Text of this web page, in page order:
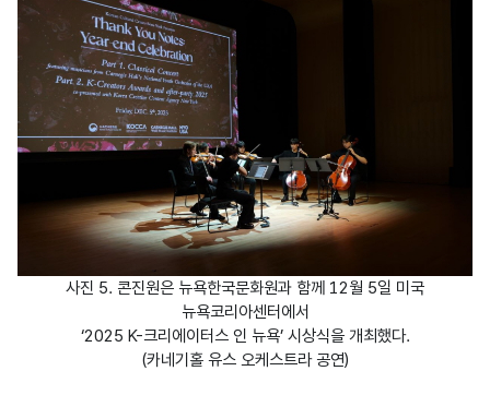
사진 5. 콘진원은 뉴욕한국문화원과 함께 12월 5일 미국
뉴욕코리아센터에서
‘2025 K-크리에이터스 인 뉴욕’ 시상식을 개최했다.
(카네기홀 유스 오케스트라 공연)